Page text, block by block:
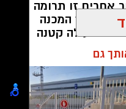
אחרים זו תרומה
אך המכנה
פעולה קטנה
עמותות הפועלות
הרצון של
האמיתיים בשטח,
למי שזקוק לו
גם